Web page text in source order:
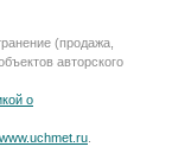
(продажа,
авторского
о
www.uchmet.ru